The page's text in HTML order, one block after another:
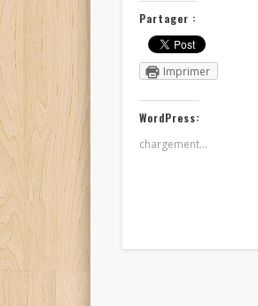
Partager :
Imprimer
WordPress:
chargement…